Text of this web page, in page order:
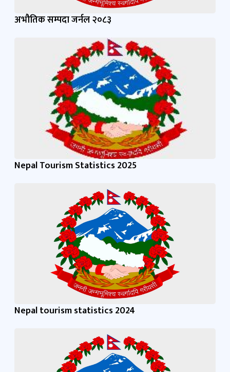
अभौतिक सम्पदा जर्नल २०८३
Nepal Tourism Statistics 2025
Nepal tourism statistics 2024